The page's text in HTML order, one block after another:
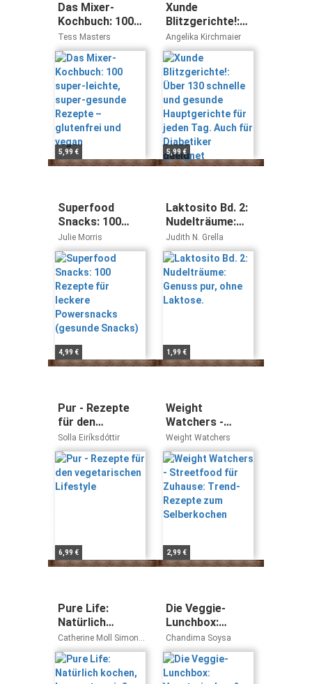
Das Mixer-
Kochbuch: 100
super-leichte,
super-gesunde
Rezepte –
glutenfrei und
vegan
Tess Masters
5,99 €
Xunde
Blitzgerichte!:
Über 130
schnelle und
gesunde
Hauptgerichte
für jeden Tag.
Auch für
Diabetiker
geeignet
Angelika Kirchmaier
5,99 €
Superfood
Snacks: 100
Rezepte für
leckere
Powersnacks
(gesunde
Snacks)
Julie Morris
4,99 €
Laktosito Bd. 2:
Nudelträume:
Genuss pur,
ohne Laktose.
Judith N. Grella
1,99 €
Pur - Rezepte
für den
vegetarischen
Lifestyle
Solla Eiríksdóttir
6,99 €
Weight
Watchers -
Streetfood für
Zuhause: Trend-
Rezepte zum
Selberkochen
Weight Watchers
2,99 €
Pure Life:
Natürlich
kochen, bewusst
genießen,
gelassen leben:
Natürlich
Catherine Moll Simone
Wille
Die Veggie-
Lunchbox:
Vegetarisches &
Veganes für die
Mittagspause
Chandima Soysa